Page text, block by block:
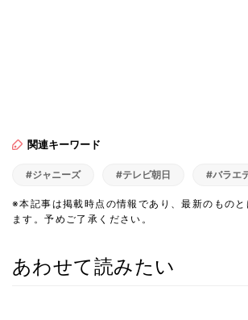
関連キーワード
#ジャニーズ #テレビ朝日 #バラエ
※本記事は掲載時点の情報であり、最新のものと
ます。予めご了承ください。
あわせて読みたい